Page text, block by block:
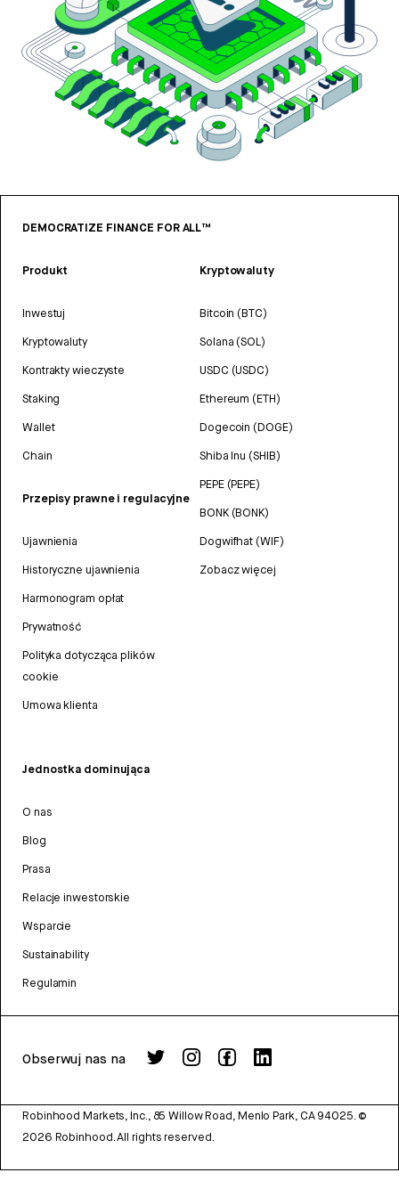
DEMOCRATIZE FINANCE FOR ALL™
Produkt
Inwestuj
Kryptowaluty
Kontrakty wieczyste
Staking
Wallet
Chain
Przepisy prawne i regulacyjne
Ujawnienia
Historyczne ujawnienia
Harmonogram opłat
Prywatność
Polityka dotycząca plików
cookie
Umowa klienta
Kryptowaluty
Bitcoin (BTC)
Solana (SOL)
USDC (USDC)
Ethereum (ETH)
Dogecoin (DOGE)
Shiba Inu (SHIB)
PEPE (PEPE)
BONK (BONK)
Dogwifhat (WIF)
Zobacz więcej
Jednostka dominująca
O nas
Blog
Prasa
Relacje inwestorskie
Wsparcie
Sustainability
Regulamin
Obserwuj nas na
Robinhood Markets, Inc., 85 Willow Road, Menlo Park, CA 94025. ©
2026 Robinhood. All rights reserved.